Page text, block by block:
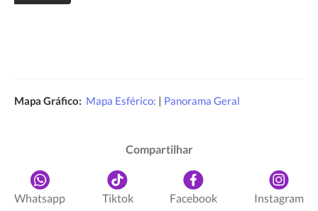
Mapa Gráfico: Mapa Esférico: | Panorama Geral
Compartilhar
Whatsapp Tiktok Facebook Instagram